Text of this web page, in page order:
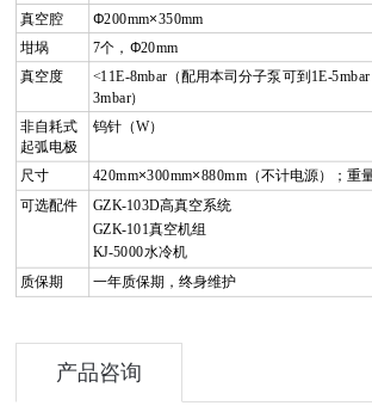
真空腔
Φ200mm×350mm
坩埚
7个，Φ20mm
真空度
<11E-8mbar （配用本司分子泵可到1E-5mbar
3mbar）
非自耗式
起弧电极
钨针（W）
尺寸 420mm×300mm×880mm （不计电源）；重
可选配件
GZK-103D高真空系统
GZK-101真空机组
KJ-5000水冷机
质保期
一年质保期，终身维护
产品咨询